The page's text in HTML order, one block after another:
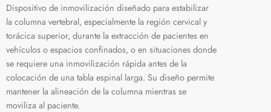
Dispositivo de inmovilización diseñado para estabilizar
la columna vertebral, especialmente la región cervical y
torácica superior, durante la extracción de pacientes en
vehículos o espacios confinados, o en situaciones donde
se requiere una inmovilización rápida antes de la
colocación de una tabla espinal larga. Su diseño permite
mantener la alineación de la columna mientras se
moviliza al paciente.